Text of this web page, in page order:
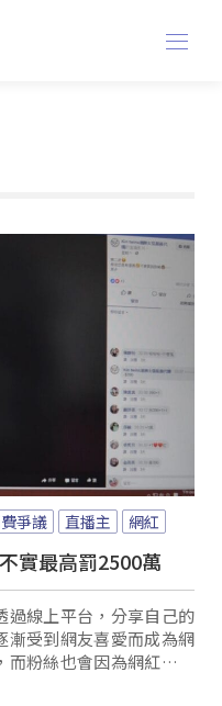
爭議 直播主 網紅
實最高罰2500萬
過線上平台，分享自己的
漸受到網友喜愛而成為網
粉絲也會因為網紅的知
。